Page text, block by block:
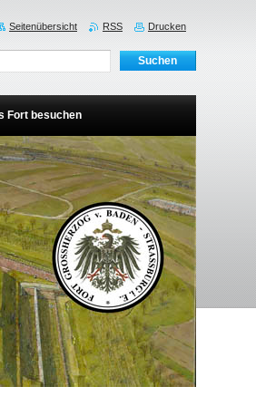
Fort besuchen
Seitenübersicht RSS Drucken